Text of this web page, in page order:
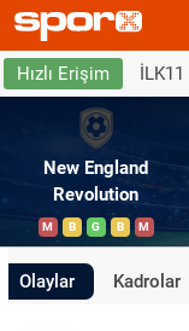
Hızlı Erişim İLK11
New England
Revolution
M B G B M
Olaylar Kadrolar